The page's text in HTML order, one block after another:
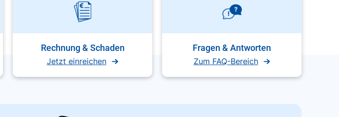
Rechnung & Schaden
Jetzt einreichen
Fragen & Antworten
Zum FAQ-Bereich